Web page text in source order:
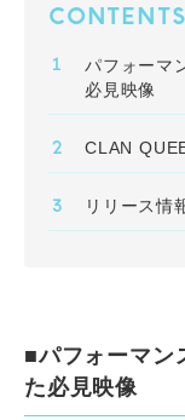
CONTENTS
パフォーマ
必見映像
CLAN
リリース情
■パフォーマン
た必見映像